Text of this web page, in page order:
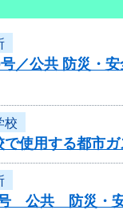
／公共 防災・
校
使用する都市
号 公共 防災・